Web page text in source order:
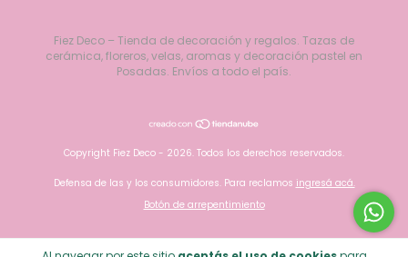
Fiez Deco – Tienda de decoración y regalos. Tazas de
cerámica, floreros, velas, aromas y decoración pastel en
Posadas. Envíos a todo el país.
Copyright Fiez Deco - 2026. Todos los derechos reservados.
Defensa de las y los consumidores. Para reclamos ingresá acá.
Botón de arrepentimiento